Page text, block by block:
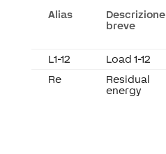
Alias
Descrizione
breve
L1-12 Load 1-12
Re
Residual
energy